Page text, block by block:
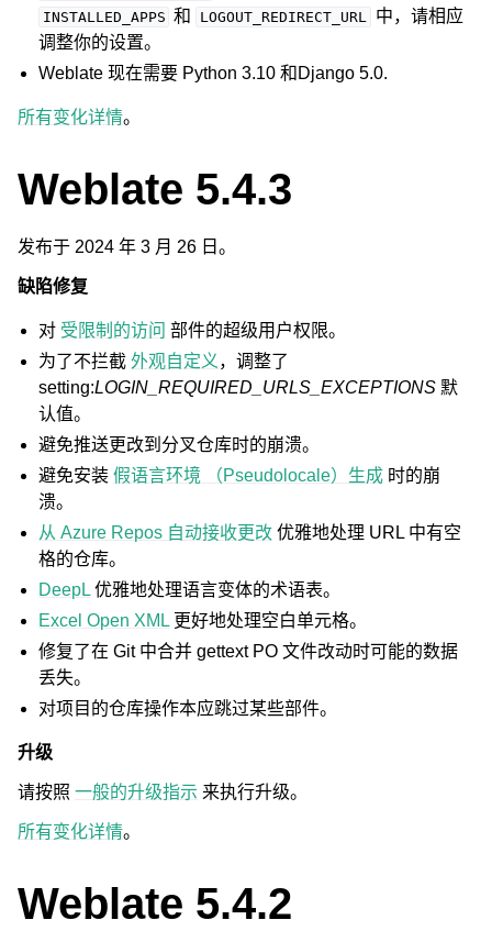
INSTALLED_APPS 和 LOGOUT_REDIRECT_URL
中，请相应
调整你的设置。
Weblate 现在需要 Python 3.10 和Django 5.0.
所有变化详情。
Weblate 5.4.3
发布于 2024 年 3 月 26 日。
缺陷修复
对 受限制的访问 部件的超级用户权限。
为了不拦截外观自定义 ，调整了
setting:LOGIN_REQUIRED_URLS_EXCEPTIONS 默
认值。
避免推送更改到分叉仓库时的崩溃。
避免安装假语言环境 （Pseudolocale）生成 时的崩
溃。
从 Azure Repos 自动接收更改 优雅地处理 URL 中有空
格的仓库。
DeepL 优雅地处理语言变体的术语表。
Excel Open XML 更好地处理空白单元格。
修复了在 Git 中合并 gettext PO 文件改动时可能的数据
丢失。
对项目的仓库操作本应跳过某些部件。
升级
请按照 一般的升级指示 来执行升级。
所有变化详情。
Weblate 5.4.2